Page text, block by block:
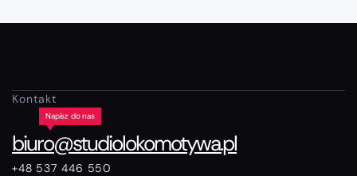
Kontakt
biuro@studiolokomotywa.pl
+48 537 446 550